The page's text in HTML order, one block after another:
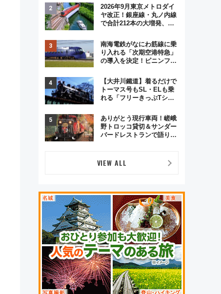
オムライス専門店「肉とた
まご」新グルメ続々登場！
【2026年8月】
2026年9月東京メトロダイ
ヤ改正！銀座線・丸ノ内線
で合計212本の大増発、混
南海電鉄がなにわ筋線に乗
り入れる「次期空港特急」
の導入を決定！ピニンファ
デザイン
【大井川鐵道】着るだけで
トーマス号もSL・ELも乗
れる「フリーきっぷTシャ
ありがとう現行車両！嵯峨
野トロッコ貸切＆サンダー
バードレストランで語り合
日「京都の鉄道満喫ツア
ー」開催
VIEW ALL